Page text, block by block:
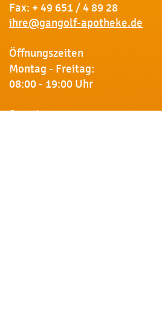
Fax: + 49 651 / 4 89 28
ihre@gangolf-apotheke.de
Öffnungszeiten
Montag - Freitag:
08:00 - 19:00 Uhr
Samstag: